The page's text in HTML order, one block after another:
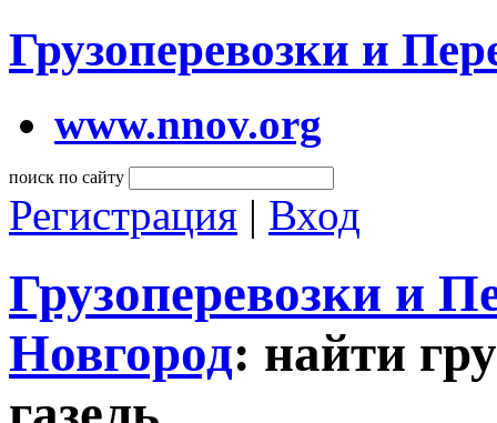
Грузоперевозки и
www.nnov.org
поиск по сайту
Регистрация | Вход
Грузоперевозки и
Новгород: найти